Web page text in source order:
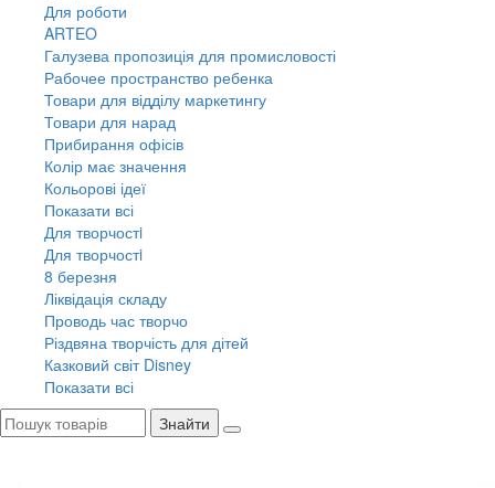
Для роботи
ARTEO
Галузева пропозиція для промисловості
Рабочее пространство ребенка
Товари для відділу маркетингу
Товари для нарад
Прибирання офісів
Колір має значення
Кольорові ідеї
Показати всі
Для творчостi
Для творчостi
8 березня
Ліквідація складу
Проводь час творчо
Різдвяна творчість для дітей
Казковий світ Disney
Показати всі
Знайти